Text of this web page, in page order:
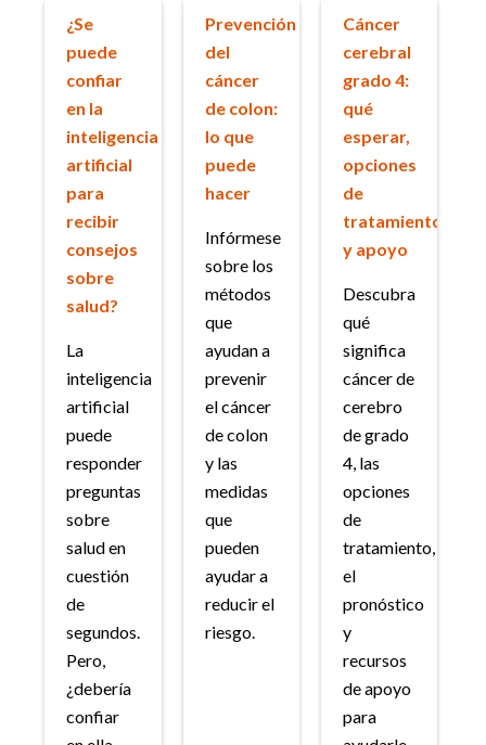
¿Se
puede
confiar
en la
inteligencia
artificial
para
recibir
consejos
sobre
salud?
La
inteligencia
artificial
puede
responder
preguntas
sobre
salud en
cuestión
de
segundos.
Pero,
¿debería
confiar
Prevención
del
cáncer
de colon:
lo que
puede
hacer
Infórmese
sobre los
métodos
que
ayudan a
prevenir
el cáncer
de colon
y las
medidas
que
pueden
ayudar a
reducir el
riesgo.
Cáncer
cerebral
grado 4:
qué
esperar,
opciones
de
tratamiento
y apoyo
Descubra
qué
significa
cáncer de
cerebro
de grado
4, las
opciones
de
tratamiento,
el
pronóstico
y
recursos
de apoyo
para